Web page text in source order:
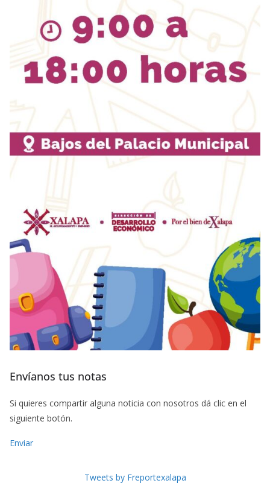
Envíanos tus notas
Si quieres compartir alguna noticia con nosotros dá clic en el
siguiente botón.
Enviar
Tweets by Freportexalapa